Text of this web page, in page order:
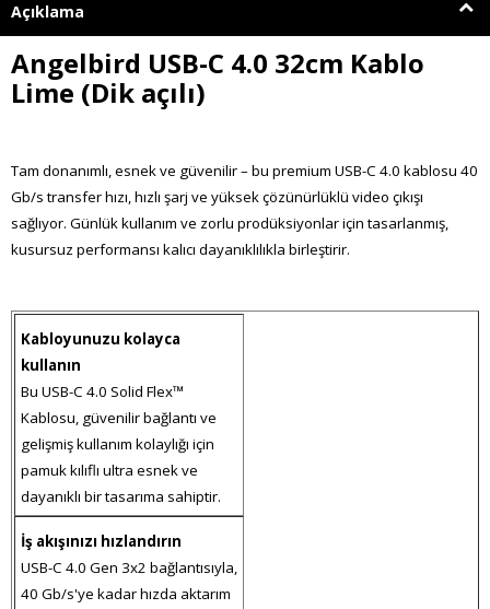
Açıklama
Angelbird USB-C 4.0 32cm Kablo
Lime (Dik açılı)
Tam donanımlı, esnek ve güvenilir – bu premium USB-C 4.0 kablosu 40
Gb/s transfer hızı, hızlı şarj ve yüksek çözünürlüklü video çıkışı
sağlıyor. Günlük kullanım ve zorlu prodüksiyonlar için tasarlanmış,
kusursuz performansı kalıcı dayanıklılıkla birleştirir.
Kabloyunuzu kolayca
kullanın
Bu USB-C 4.0 Solid Flex™
Kablosu, güvenilir bağlantı ve
gelişmiş kullanım kolaylığı için
pamuk kılıflı ultra esnek ve
dayanıklı bir tasarıma sahiptir.
İş akışınızı hızlandırın
USB-C 4.0 Gen 3x2 bağlantısıyla,
40 Gb/s'ye kadar hızda aktarım